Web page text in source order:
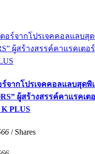
ร์จากโปรเจคคอลแลบสุดพิ
ผู้สร้างสรรค์คาแรคเ
PLUS
/ Shares